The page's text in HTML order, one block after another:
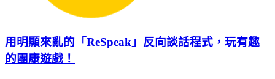
用明顯來亂的「ReSpeak」反向談話程式，玩有趣
的團康遊戲！